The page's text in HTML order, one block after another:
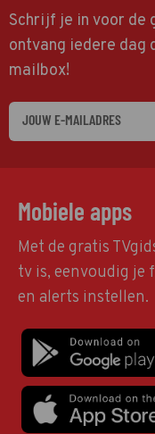
Schrijf je in voor de
ontvang iedere
mailbox!
Mobiele apps
Met de gratis
tv is, eenvoudig je
en alerts instellen.